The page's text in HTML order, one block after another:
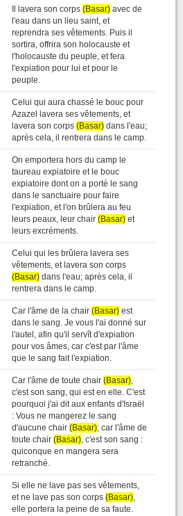
Il lavera son corps (Basar) avec de
l'eau dans un lieu saint, et
reprendra ses vêtements. Puis il
sortira, offrira son holocauste et
l'holocauste du peuple, et fera
l'expiation pour lui et pour le
peuple.
Celui qui aura chassé le bouc pour
Azazel lavera ses vêtements, et
lavera son corps (Basar) dans l'eau;
après cela, il rentrera dans le camp.
On emportera hors du camp le
taureau expiatoire et le bouc
expiatoire dont on a porté le sang
dans le sanctuaire pour faire
l'expiation, et l'on brûlera au feu
leurs peaux, leur chair (Basar) et
leurs excréments.
Celui qui les brûlera lavera ses
vêtements, et lavera son corps
(Basar) dans l'eau; après cela, il
rentrera dans le camp.
Car l'âme de la chair (Basar) est
dans le sang. Je vous l'ai donné sur
l'autel, afin qu'il servît d'expiation
pour vos âmes, car c'est par l'âme
que le sang fait l'expiation.
Car l'âme de toute chair (Basar),
c'est son sang, qui est en elle. C'est
pourquoi j'ai dit aux enfants d'Israël
: Vous ne mangerez le sang
d'aucune chair (Basar); car l'âme de
toute chair (Basar), c'est son sang :
quiconque en mangera sera
retranché.
Si elle ne lave pas ses vêtements,
et ne lave pas son corps (Basar),
elle portera la peine de sa faute.